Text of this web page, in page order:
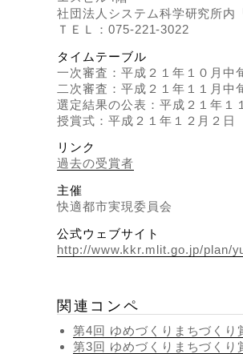
社団法人システム科学研究所内
ＴＥＬ：075-221-3022
タイムテーブル
一次審査：平成２１年１０月中
二次審査：平成２１年１１月中
選定結果の公表：平成２１年１
授賞式：平成２１年１２月２日
リンク
過去の受賞者
主催
快適都市実現委員会
公式ウェブサイト
http://www.kkr.mlit.go.jp/plan/
関連コンペ
第4回 ゆめづくりまちづくり
第3回 ゆめづくりまちづくり